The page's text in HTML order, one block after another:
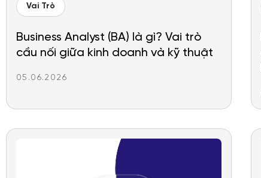
Vai Trò
Business Analyst (BA) là gì? Vai trò
cầu nối giữa kinh doanh và kỹ thuật
05.06.2026